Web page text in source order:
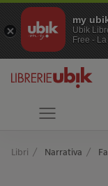
my
Ubik
Free -
Libri Narrativa